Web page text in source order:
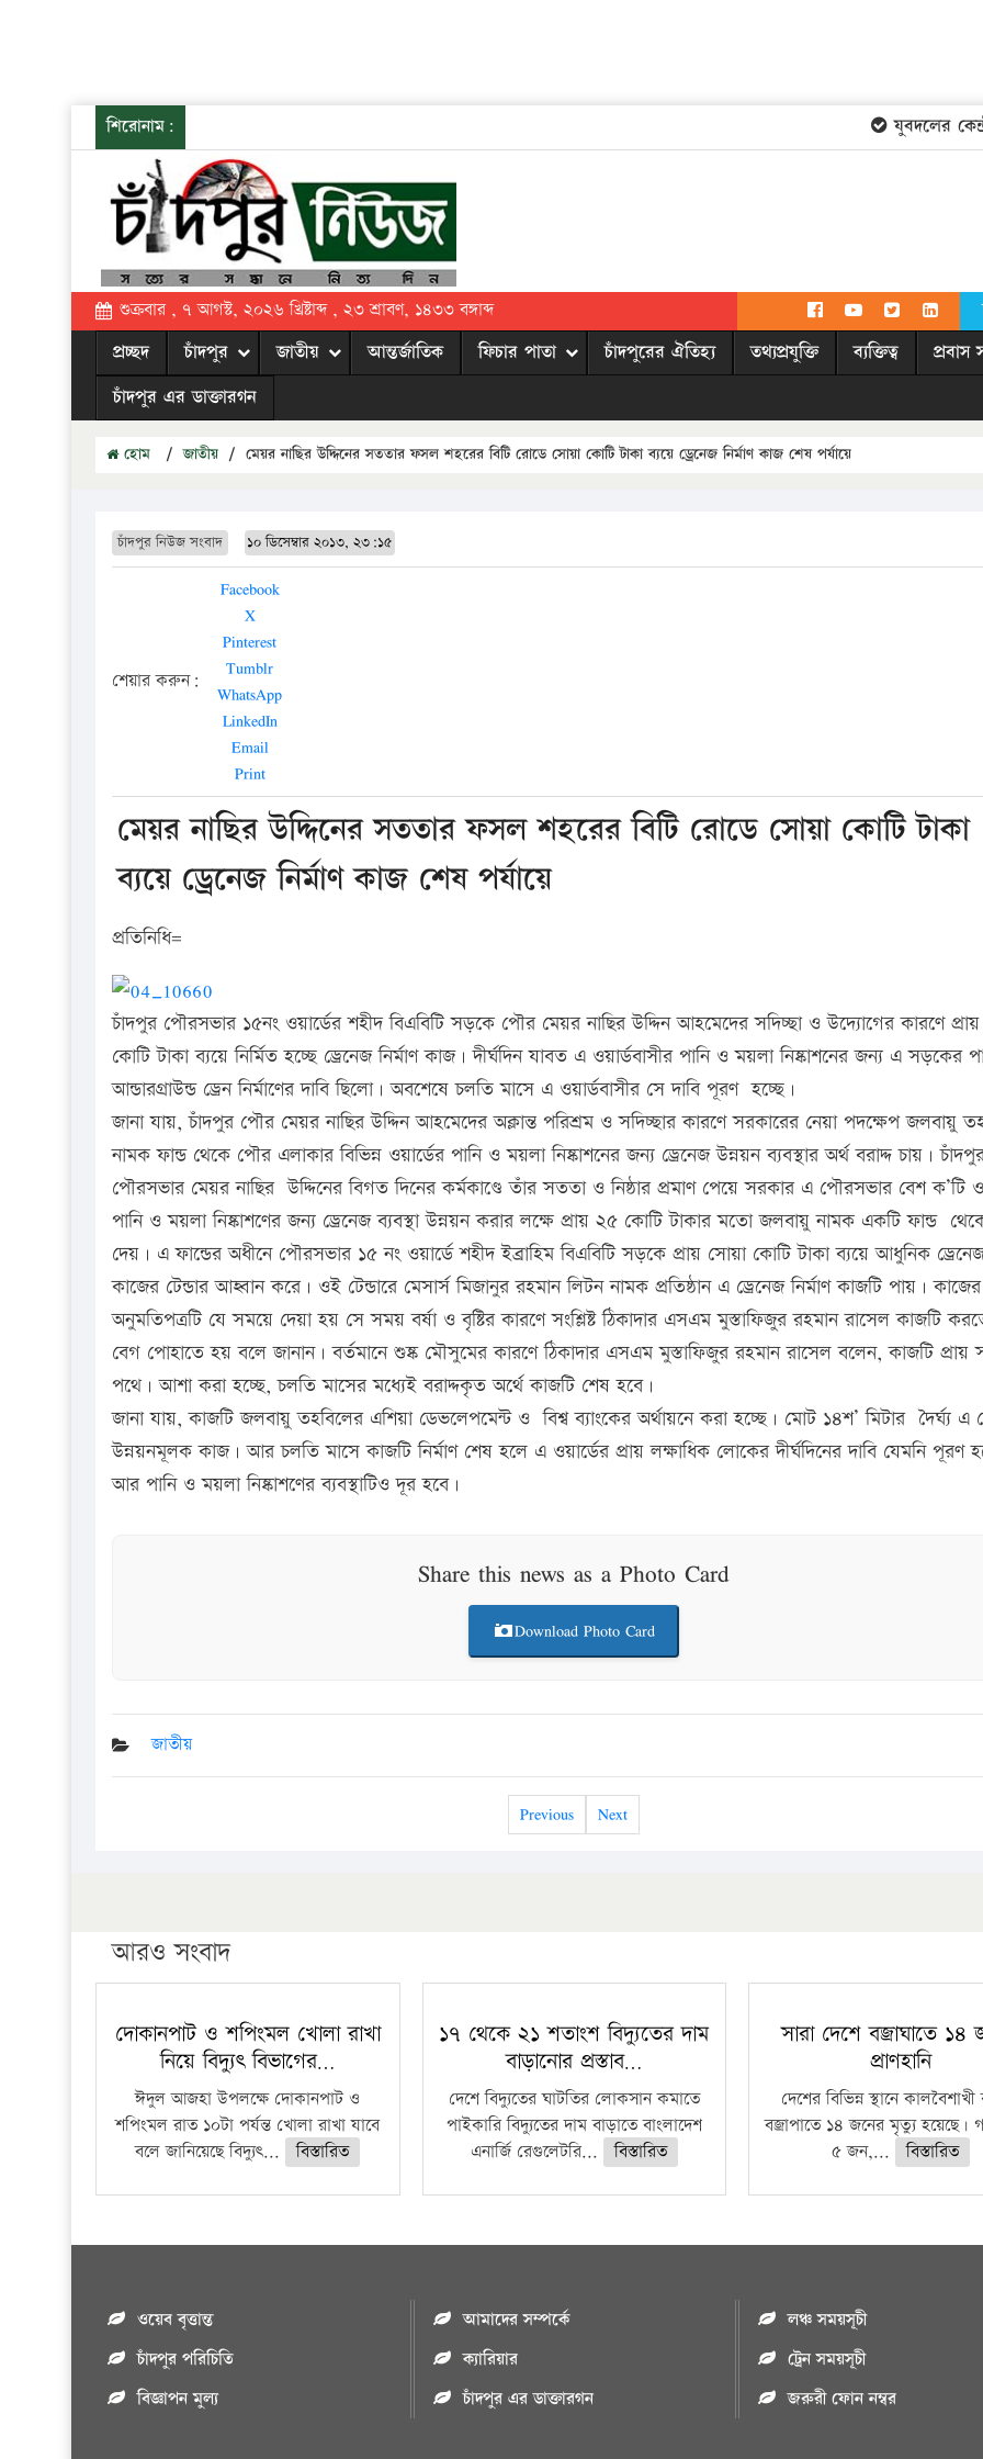
শিরোনাম: যুবদলের
শুক্রবার , ৭ আগস্ট, ২০২৬ খ্রিষ্টাব্দ , ২৩ শ্রাবণ, ১৪৩৩ বঙ্গাব্দ
প্রচ্ছদ চাঁদপুর জাতীয় আন্তর্জাতিক ফিচার পাতা চাঁদপুরের ঐতিহ্য তথ্যপ্রযুক্তি ব্যক্তিত্ব প্রবাস
চাঁদপুর এর ডাক্তারগন
হোম / জাতীয় / মেয়র নাছির উদ্দিনের সততার ফসল শহরের বিটি রোডে সোয়া কোটি টাকা ব্যয়ে ড্রেনেজ নির্মাণ কাজ শেষ পর্যায়ে
চাঁদপুর নিউজ সংবাদ ১০ ডিসেম্বার ২০১৩, ২৩:১৫
শেয়ার করুন:
Facebook
X
Pinterest
Tumblr
WhatsApp
LinkedIn
Email
Print
মেয়র নাছির উদ্দিনের সততার ফসল শহরের বিটি রোডে সোয়া কোটি টাকা
ব্যয়ে ড্রেনেজ নির্মাণ কাজ শেষ পর্যায়ে
প্রতিনিধি=
চাঁদপুর পৌরসভার ১৫নং ওয়ার্ডের শহীদ বিএবিটি সড়কে পৌর মেয়র নাছির উদ্দিন আহমেদের সদিচ্ছা ও উদ্যোগের কারণে
কোটি টাকা ব্যয়ে নির্মিত হচ্ছে ড্রেনেজ নির্মাণ কাজ। দীর্ঘদিন যাবত এ ওয়ার্ডবাসীর পানি ও ময়লা নিষ্কাশনের জন্য এ সড়কের
আন্ডারগ্রাউন্ড ড্রেন নির্মাণের দাবি ছিলো। অবশেষে চলতি মাসে এ ওয়ার্ডবাসীর সে দাবি পূরণ হচ্ছে।
জানা যায়, চাঁদপুর পৌর মেয়র নাছির উদ্দিন আহমেদের অক্লান্ত পরিশ্রম ও সদিচ্ছার কারণে সরকারের নেয়া পদক্ষেপ জলবায়ু
নামক ফান্ড থেকে পৌর এলাকার বিভিন্ন ওয়ার্ডের পানি ও ময়লা নিষ্কাশনের জন্য ড্রেনেজ উন্নয়ন ব্যবস্থার অর্থ বরাদ্দ চায়।
পৌরসভার মেয়র নাছির উদ্দিনের বিগত দিনের কর্মকাণ্ডে তাঁর সততা ও নিষ্ঠার প্রমাণ পেয়ে সরকার এ পৌরসভার বেশ ক’টি
পানি ও ময়লা নিষ্কাশণের জন্য ড্রেনেজ ব্যবস্থা উন্নয়ন করার লক্ষে প্রায় ২৫ কোটি টাকার মতো জলবায়ু নামক একটি ফান্ড
দেয়। এ ফান্ডের অধীনে পৌরসভার ১৫ নং ওয়ার্ডে শহীদ ইব্রাহিম বিএবিটি সড়কে প্রায় সোয়া কোটি টাকা ব্যয়ে আধুনিক ড্রেনেজ
কাজের টেন্ডার আহ্বান করে। ওই টেন্ডারে মেসার্স মিজানুর রহমান লিটন নামক প্রতিষ্ঠান এ ড্রেনেজ নির্মাণ কাজটি পায়। কাজের
অনুমতিপত্রটি যে সময়ে দেয়া হয় সে সময় বর্ষা ও বৃষ্টির কারণে সংশ্লিষ্ট ঠিকাদার এসএম মুস্তাফিজুর রহমান রাসেল কাজটি
বেগ পোহাতে হয় বলে জানান। বর্তমানে শুষ্ক মৌসুমের কারণে ঠিকাদার এসএম মুস্তাফিজুর রহমান রাসেল বলেন, কাজটি প্রায়
পথে। আশা করা হচ্ছে, চলতি মাসের মধ্যেই বরাদ্দকৃত অর্থে কাজটি শেষ হবে।
জানা যায়, কাজটি জলবায়ু তহবিলের এশিয়া ডেভলেপমেন্ট ও বিশ্ব ব্যাংকের অর্থায়নে করা হচ্ছে। মোট ১৪শ’ মিটার দৈর্ঘ্য এ
উন্নয়নমূলক কাজ। আর চলতি মাসে কাজটি নির্মাণ শেষ হলে এ ওয়ার্ডের প্রায় লক্ষাধিক লোকের দীর্ঘদিনের দাবি যেমনি পূরণ
আর পানি ও ময়লা নিষ্কাশণের ব্যবস্থাটিও দূর হবে।
Share this news as a Photo Card
Download Photo Card
জাতীয়
Previous Next
আরও সংবাদ
দোকানপাট ও শপিংমল খোলা রাখা
নিয়ে বিদ্যুৎ বিভাগের…
ঈদুল আজহা উপলক্ষে দোকানপাট ও
শপিংমল রাত ১০টা পর্যন্ত খোলা রাখা যাবে
বলে জানিয়েছে বিদ্যুৎ...
বিস্তারিত
১৭ থেকে ২১ শতাংশ বিদ্যুতের দাম
বাড়ানোর প্রস্তাব…
দেশে বিদ্যুতের ঘাটতির লোকসান কমাতে
পাইকারি বিদ্যুতের দাম বাড়াতে বাংলাদেশ
এনার্জি রেগুলেটরি...
বিস্তারিত
সারা দেশে বজ্রাঘাতে ১৪
প্রাণহানি
দেশের বিভিন্ন স্থানে
বজ্রাপাতে ১৪ জনের মৃত্যু হয়েছে।
৫ জন,...
বিস্তারিত
ওয়েব বৃত্তান্ত
চাঁদপুর পরিচিতি
বিজ্ঞাপন মুল্য
আমাদের সম্পর্কে
ক্যারিয়ার
চাঁদপুর এর ডাক্তারগন
লঞ্চ সময়সূচী
ট্রেন সময়সূচী
জরুরী ফোন নম্বর